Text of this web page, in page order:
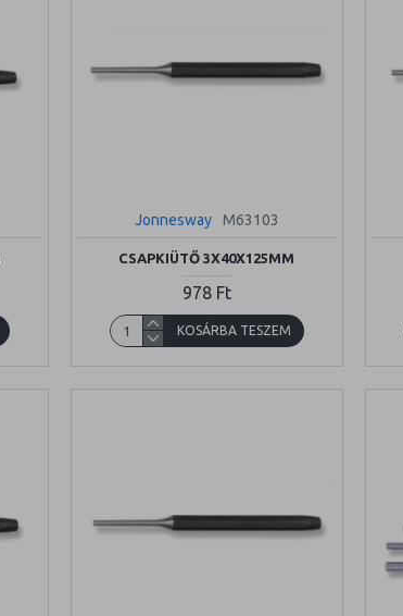
Jonnesway M63103
CSAPKIÜTŐ 3X40X125MM
978 Ft
KOSÁRBA TESZEM